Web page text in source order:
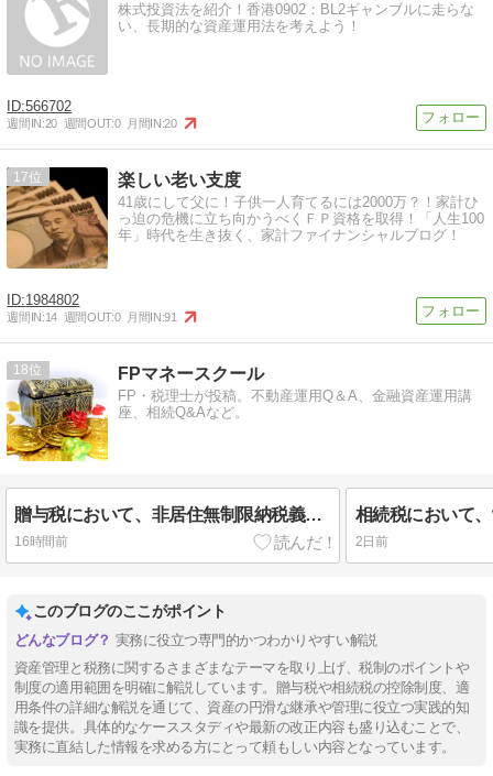
株式投資法を紹介！香港0902：BL2ギャンブルに走らな
い、長期的な資産運用法を考えよう！
566702
週間IN:20 週間OUT:0 月間IN:20
17 楽しい老い支度
41歳にして父に！子供一人育てるには2000万？！家計ひ
っ迫の危機に立ち向かうべくＦＰ資格を取得！「人生100
年」時代を生き抜く、家計ファイナンシャルブログ！
1984802
週間IN:14 週間OUT:0 月間IN:91
18 FPマネースクール
FP・税理士が投稿。不動産運用Q＆A、金融資産運用講
座、相続Q&Aなど。
贈与税において、非居住無制限納税義務者及び制限納税義務者はいずれも、「住宅取得資金等贈与に係る相続時精算課税制度の特例」の適用を受ける対象ですか？
16時間前 2日前
このブログのここがポイント
実務に役立つ専門的かつわかりやすい解説
資産管理と税務に関するさまざまなテーマを取り上げ、税制のポイントや
制度の適用範囲を明確に解説しています。贈与税や相続税の控除制度、適
用条件の詳細な解説を通じて、資産の円滑な継承や管理に役立つ実践的知
識を提供。具体的なケーススタディや最新の改正内容も盛り込むことで、
実務に直結した情報を求める方にとって頼もしい内容となっています。